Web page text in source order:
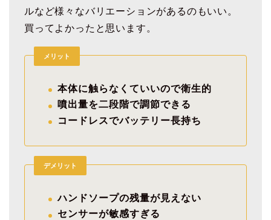
ルなど様々なバリエーションがあるのもいい。
買ってよかったと思います。
メリット
本体に触らなくていいので衛生的
噴出量を二段階で調節できる
コードレスでバッテリー長持ち
デメリット
ハンドソープの残量が見えない
センサーが敏感すぎる